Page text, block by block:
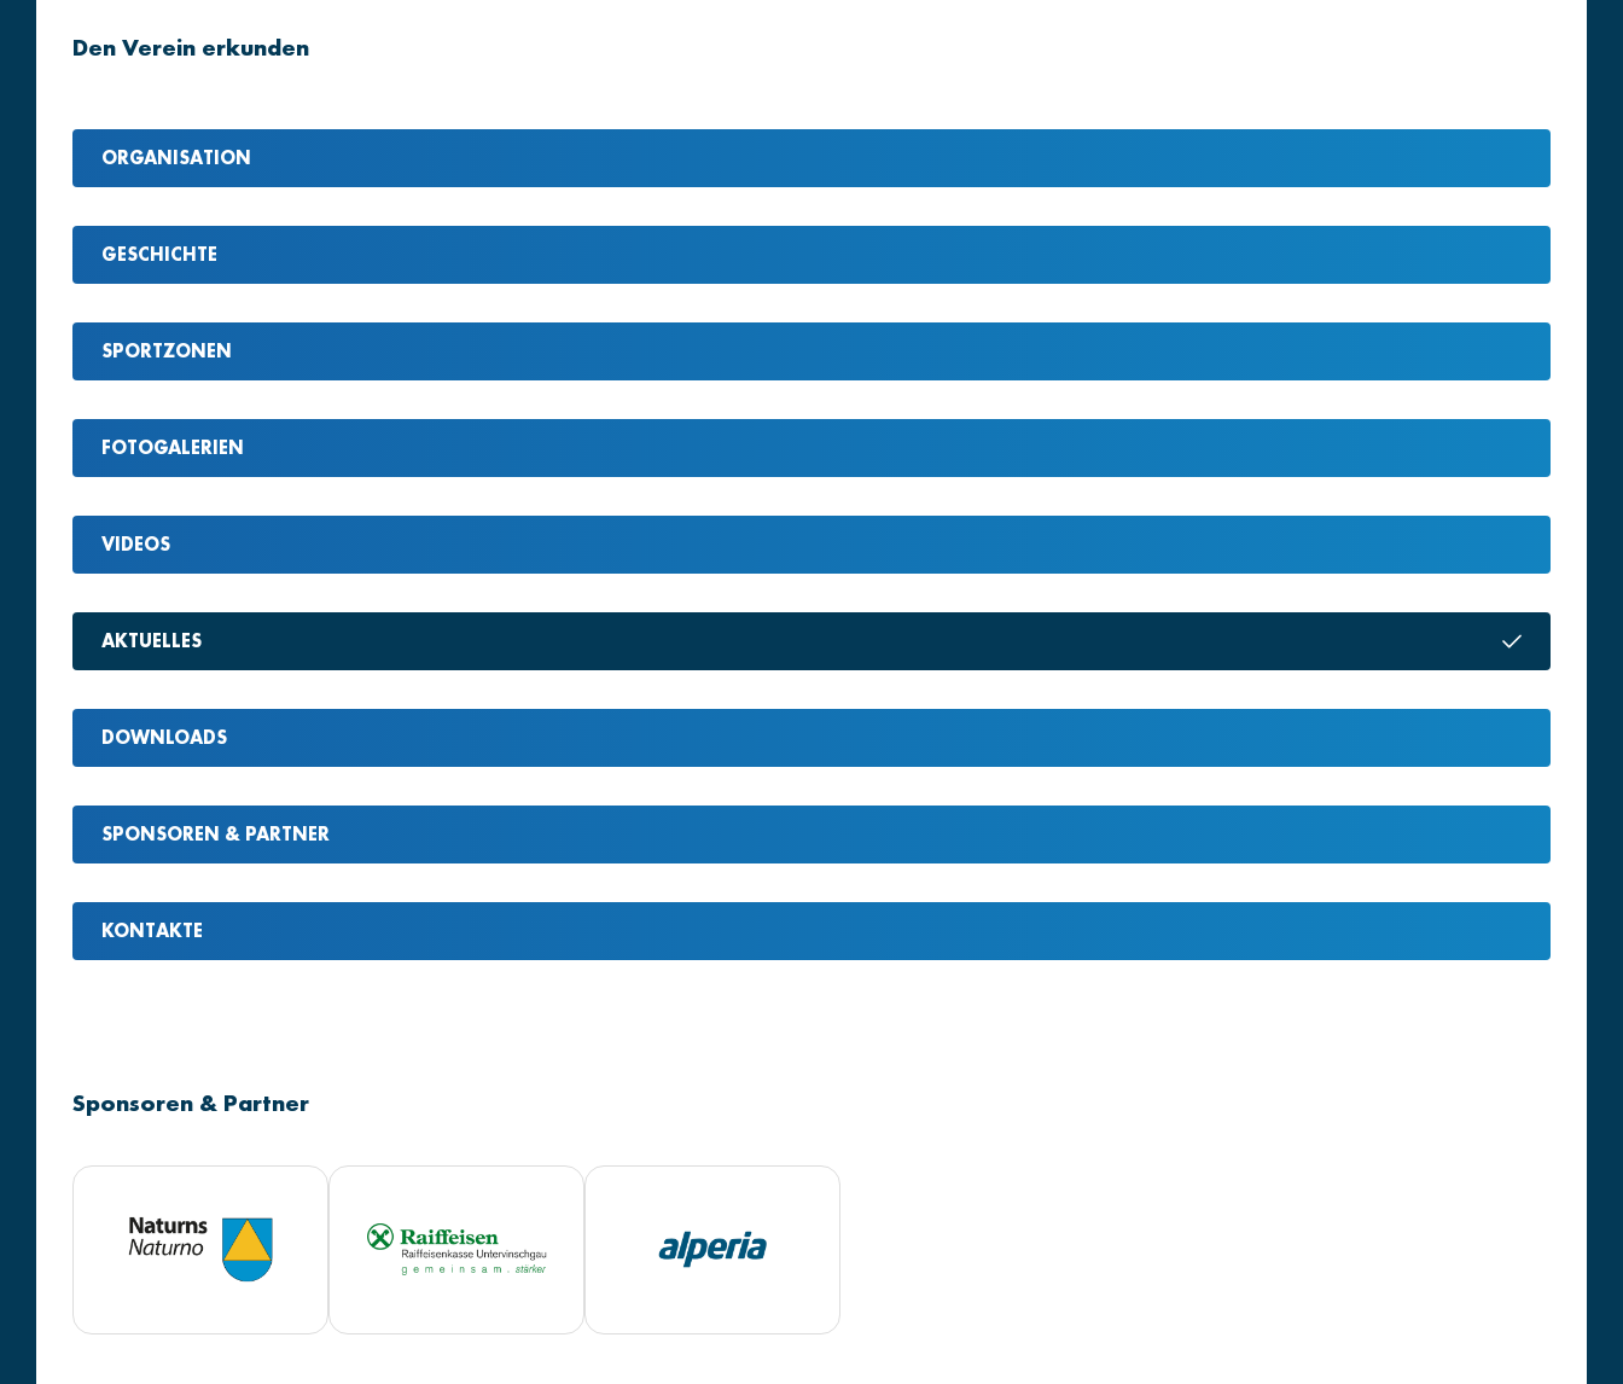
Den Verein erkunden
ORGANISATION
GESCHICHTE
SPORTZONEN
FOTOGALERIEN
VIDEOS
AKTUELLES
DOWNLOADS
SPONSOREN & PARTNER
KONTAKTE
Sponsoren & Partner